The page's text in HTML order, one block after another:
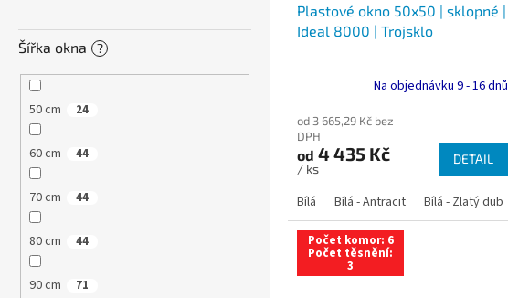
Šířka okna ?
50 cm 24
60 cm 44
70 cm 44
80 cm 44
90 cm 71
Plastové okno 50x50 | sklopné |
Ideal 8000 | Trojsklo
Na objednávku 9 - 16 dnů
od 3 665,29 Kč bez
DPH
od 4 435 Kč
/ ks
DETAIL
Bílá Bílá - Antracit Bílá - Zlatý dub
Počet komor: 6
Počet těsnění:
3